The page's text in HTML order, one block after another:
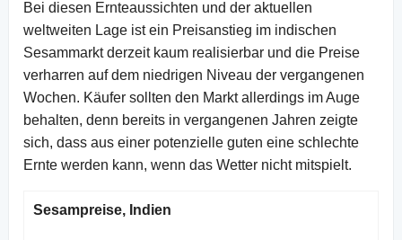
Bei diesen Ernteaussichten und der aktuellen
weltweiten Lage ist ein Preisanstieg im indischen
Sesammarkt derzeit kaum realisierbar und die Preise
verharren auf dem niedrigen Niveau der vergangenen
Wochen. Käufer sollten den Markt allerdings im Auge
behalten, denn bereits in vergangenen Jahren zeigte
sich, dass aus einer potenzielle guten eine schlechte
Ernte werden kann, wenn das Wetter nicht mitspielt.
Sesampreise, Indien